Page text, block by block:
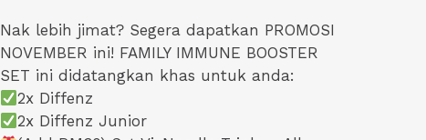
Nak lebih jimat? Segera dapatkan PROMOSI
NOVEMBER ini! FAMILY IMMUNE BOOSTER
SET ini didatangkan khas untuk anda:
2x Diffenz
2x Diffenz Junior